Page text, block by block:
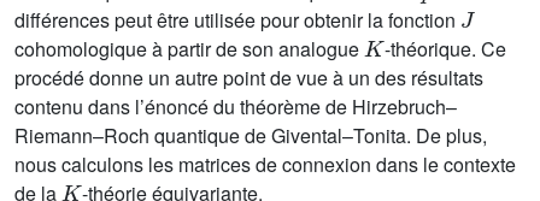
différences peut être utilisée pour obtenir la fonction
cohomologique à partir de son analogue
K
-théorique. Ce
procédé donne un autre point de vue à un des résultats
contenu dans l’énoncé du théorème de Hirzebruch–
Riemann–Roch quantique de Givental–Tonita. De plus,
nous calculons les matrices de connexion dans le contexte
de la
K
-théorie équivariante.